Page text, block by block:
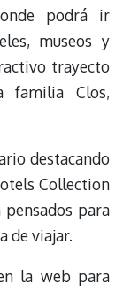
podrá ir
museos y
trayecto
Clos,
destacando
Collection
para
de viajar.
la web para